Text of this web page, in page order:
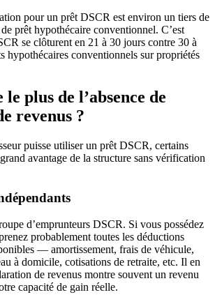
pour un prêt DSCR est environ un tiers de
prêt hypothécaire conventionnel. C’est
se clôturent en 21 à 30 jours contre 30 à
hypothécaires conventionnels sur propriétés
plus de l’absence de
revenus ?
puisse utiliser un prêt DSCR, certains
avantage de la structure sans vérification
d’emprunteurs DSCR. Si vous possédez
probablement toutes les déductions
— amortissement, frais de véhicule,
à domicile, cotisations de retraite, etc. Il en
de revenus montre souvent un revenu
capacité de gain réelle.